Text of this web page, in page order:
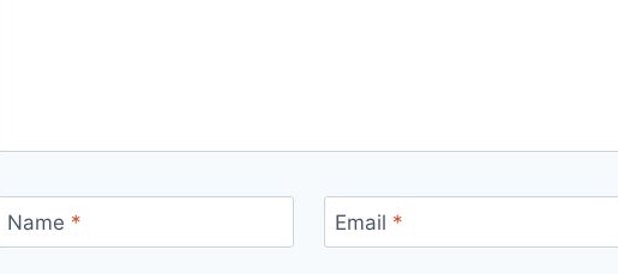
Name * Email *